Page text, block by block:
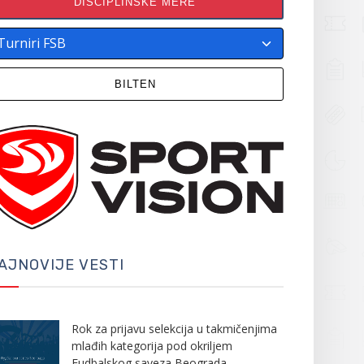
BILTEN
VESTI
Rok za prijavu selekcija u takmičenjima
mlađih kategorija pod okriljem